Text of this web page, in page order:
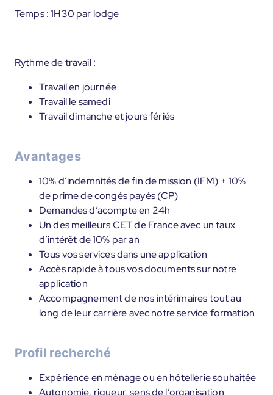
Temps : 1H30 par lodge
Rythme de travail :
Travail en journée
Travail le samedi
Travail dimanche et jours fériés
Avantages
10% d’indemnités de fin de mission (IFM) + 10%
de prime de congés payés (CP)
Demandes d’acompte en 24h
Un des meilleurs CET de France avec un taux
d’intérêt de 10% par an
Tous vos services dans une application
Accès rapide à tous vos documents sur notre
application
Accompagnement de nos intérimaires tout au
long de leur carrière avec notre service formation
Profil recherché
Expérience en ménage ou en hôtellerie souhaitée
Autonomie, rigueur, sens de l’organisation